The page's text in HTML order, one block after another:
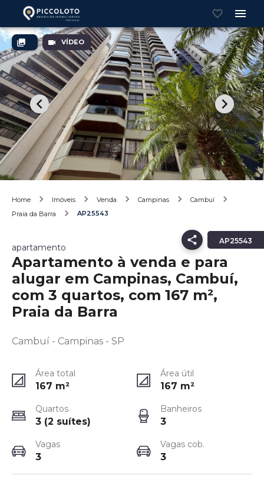
VÍDEO
Home Imóveis Venda Campinas
Cambuí
Praia da Barra
AP25543
AP25543
apartamento
Apartamento à venda e para
alugar em Campinas, Cambuí,
com 3 quartos, com 167 m²,
Praia da Barra
Cambuí - Campinas - SP
Área total
167 m²
Área útil
167 m²
Quartos
3 (2 suítes)
Banheiros
3
Vagas
3
Vagas cob.
3